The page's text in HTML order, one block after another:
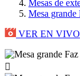
Mesas de
Mesa grande
VER EN VIVO
